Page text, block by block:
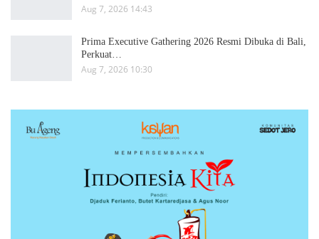
Aug 7, 2026 14:43
Prima Executive Gathering 2026 Resmi Dibuka di Bali,
Perkuat…
Aug 7, 2026 10:30